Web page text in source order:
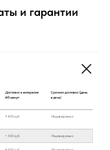
и гарантии